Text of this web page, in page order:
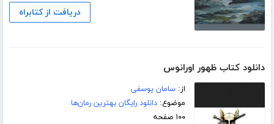
دریافت از کتابراه
دانلود کتاب ظهور اورانوس
از:سامان یوسفی
موضوع:دانلود رایگان بهترین رمان‌ها
۱۰۰ صفحه